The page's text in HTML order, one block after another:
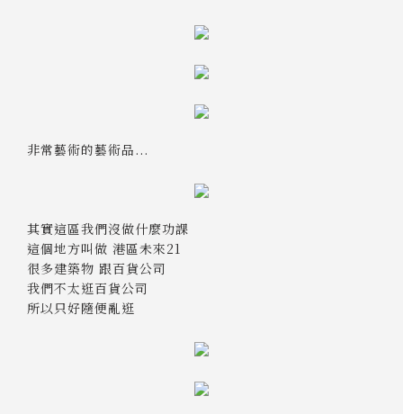
非常藝術的藝術品...
其實這區我們沒做什麼功課
這個地方叫做 港區未來21
很多建築物 跟百貨公司
我們不太逛百貨公司
所以只好隨便亂逛